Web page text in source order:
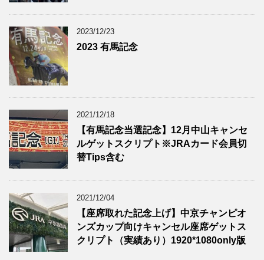
2023/12/23
2023 有馬記念
2021/12/18
【有馬記念当選記念】12月中山キャンセ
ルゲットスクリプト※JRAカード会員切
替Tips含む
2021/12/04
【座席取れた記念上げ】中京チャンピオ
ンズカップ向けキャンセル座席ゲットス
クリプト（実績あり）1920*1080only版